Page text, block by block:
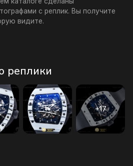
с реплик. Вы получите
видите.
реплики